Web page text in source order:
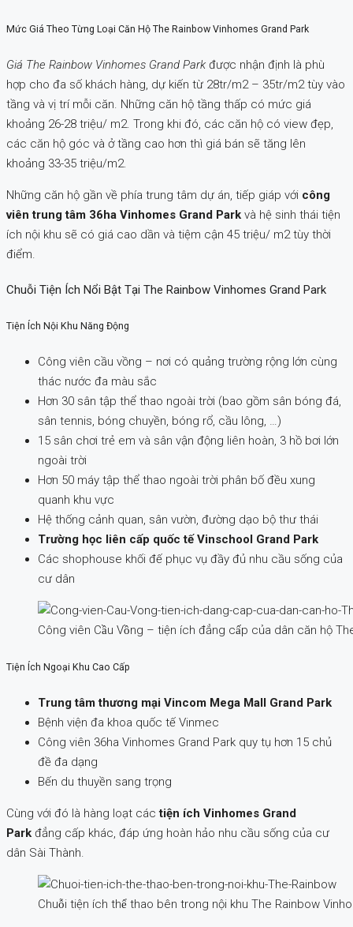
Mức Giá Theo Từng Loại Căn Hộ The Rainbow Vinhomes Grand Park
Giá The Rainbow Vinhomes Grand Park được nhận định là phù
hợp cho đa số khách hàng, dự kiến từ 28tr/m2 – 35tr/m2 tùy vào
tầng và vị trí mỗi căn. Những căn hộ tầng thấp có mức giá
khoảng 26-28 triệu/ m2. Trong khi đó, các căn hộ có view đẹp,
các căn hộ góc và ở tầng cao hơn thì giá bán sẽ tăng lên
khoảng 33-35 triệu/m2.
Những căn hộ gần về phía trung tâm dự án, tiếp giáp với công
viên trung tâm 36ha Vinhomes Grand Park và hệ sinh thái tiện
ích nội khu sẽ có giá cao dần và tiệm cận 45 triệu/ m2 tùy thời
điểm.
Chuỗi Tiện Ích Nổi Bật Tại The Rainbow Vinhomes Grand Park
Tiện Ích Nội Khu Năng Động
Công viên cầu vồng – nơi có quảng trường rộng lớn cùng
thác nước đa màu sắc
Hơn 30 sân tập thể thao ngoài trời (bao gồm sân bóng đá,
sân tennis, bóng chuyền, bóng rổ, cầu lông, …)
15 sân chơi trẻ em và sân vận động liên hoàn, 3 hồ bơi lớn
ngoài trời
Hơn 50 máy tập thể thao ngoài trời phân bố đều xung
quanh khu vực
Hệ thống cảnh quan, sân vườn, đường dạo bộ thư thái
Trường học liên cấp quốc tế Vinschool Grand Park
Các shophouse khối đế phục vụ đầy đủ nhu cầu sống của
cư dân
Công viên Cầu Vồng – tiện ích đẳng cấp của dân căn hộ
Tiện Ích Ngoại Khu Cao Cấp
Trung tâm thương mại Vincom Mega Mall Grand Park
Bệnh viện đa khoa quốc tế Vinmec
Công viên 36ha Vinhomes Grand Park quy tụ hơn 15 chủ
đề đa dạng
Bến du thuyền sang trọng
Cùng với đó là hàng loạt các tiện ích Vinhomes Grand
Park đẳng cấp khác, đáp ứng hoàn hảo nhu cầu sống của cư
dân Sài Thành.
Chuỗi tiện ích thể thao bên trong nội khu The Rainbow